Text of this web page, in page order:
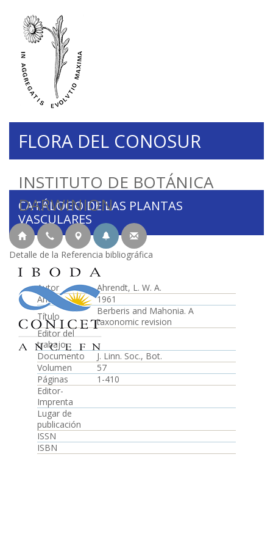
INSTITUTO DE BOTÁNICA
DARWINION
FLORA DEL CONOSUR
CATÁLOGO DE LAS PLANTAS
VASCULARES
Detalle de la Referencia bibliográfica
Autor
Ahrendt, L. W. A.
Año
1961
Título
Berberis and Mahonia. A
taxonomic revision
Editor del
trabajo
Documento
J. Linn. Soc., Bot.
Volumen
57
Páginas
1-410
Editor-
Imprenta
Lugar de
publicación
ISSN
ISBN